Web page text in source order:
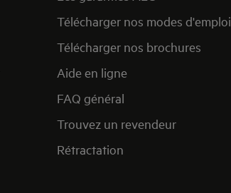
Télécharger nos modes d'emploi
Télécharger nos brochures
Aide en ligne
FAQ général
Trouvez un revendeur
Rétractation